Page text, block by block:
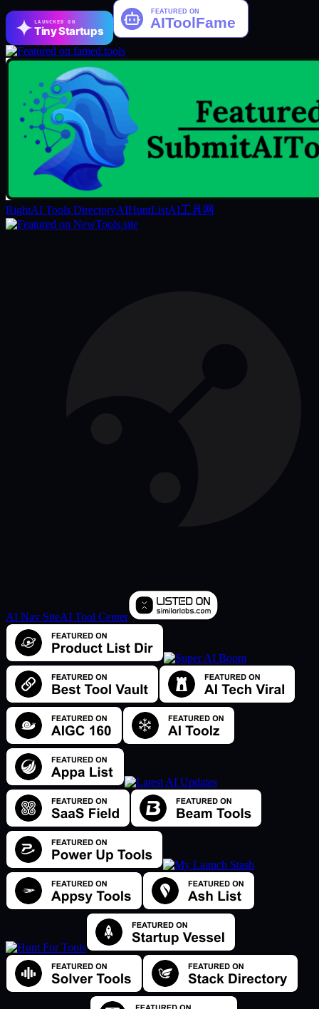
LAUNCHED ON
Tiny Startups
RightAI Tools DirectoryAIHuntListAI工具网
AI Nav SiteAI Tool Center